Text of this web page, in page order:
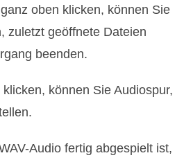
oben klicken, können Sie
zuletzt geöffnete Dateien
beenden.
können Sie Audiospur,
Audio fertig abgespielt ist,